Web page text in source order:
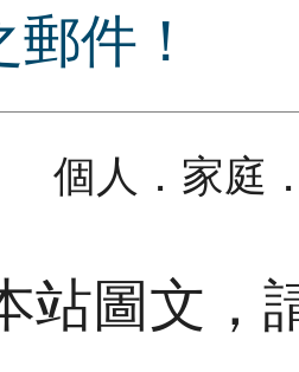
件！
個人．家庭
站圖文，